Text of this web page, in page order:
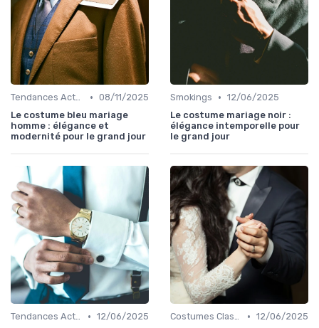
Tendances Actuelles • 08/11/2025
Le costume bleu mariage
homme : élégance et
modernité pour le grand jour
Smokings • 12/06/2025
Le costume mariage noir :
élégance intemporelle pour
le grand jour
Tendances Actuelles • 12/06/2025
Costumes Classiques • 12/06/2025